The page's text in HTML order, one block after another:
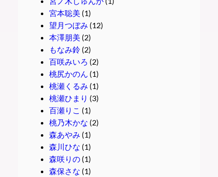
宮本聡美 (1)
望月つぼみ (12)
本澤朋美 (2)
もなみ鈴(2)
百咲みいろ (2)
桃尻かのん (1)
桃瀬くるみ (1)
桃瀬ひまり (3)
百瀬りこ (1)
桃乃木かな (2)
森あやみ (1)
森川ひな (1)
森咲りの(1)
森保さな (1)